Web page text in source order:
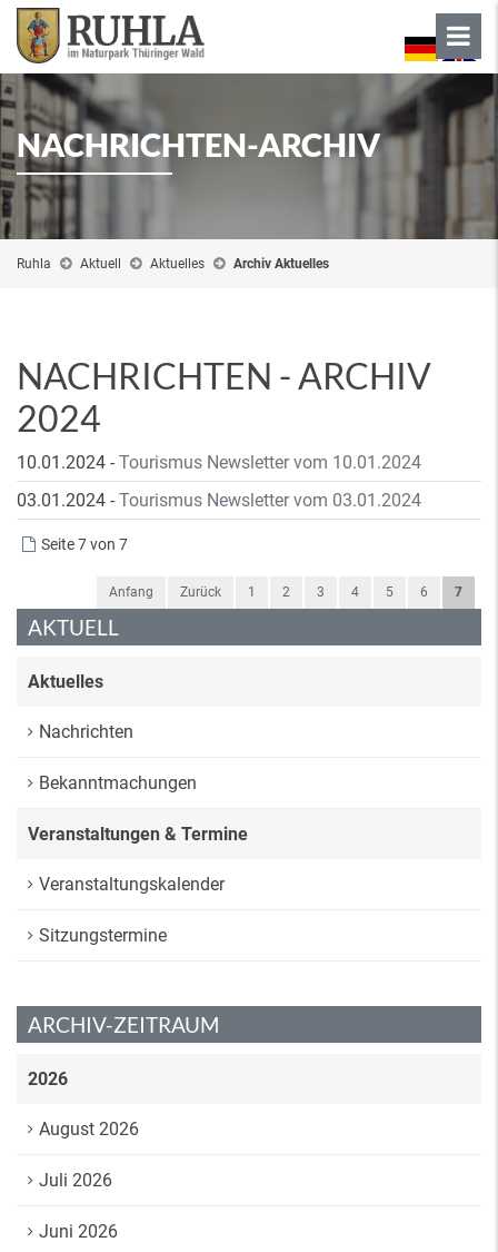
NACHRICHTEN-ARCHIV
Ruhla Aktuell Aktuelles Archiv Aktuelles
NACHRICHTEN - ARCHIV
2024
10.01.2024 - Tourismus Newsletter vom 10.01.2024
03.01.2024 - Tourismus Newsletter vom 03.01.2024
Seite 7 von 7
Anfang Zurück 1 2 3 4 5 6 7
AKTUELL
Aktuelles
Nachrichten
Bekanntmachungen
Veranstaltungen & Termine
Veranstaltungskalender
Sitzungstermine
ARCHIV-ZEITRAUM
2026
August 2026
Juli 2026
Juni 2026